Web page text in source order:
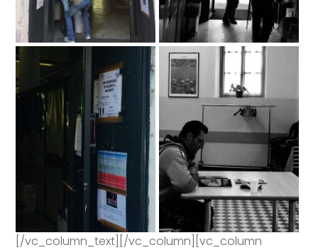
[/vc_column_text][/vc_column][vc_column